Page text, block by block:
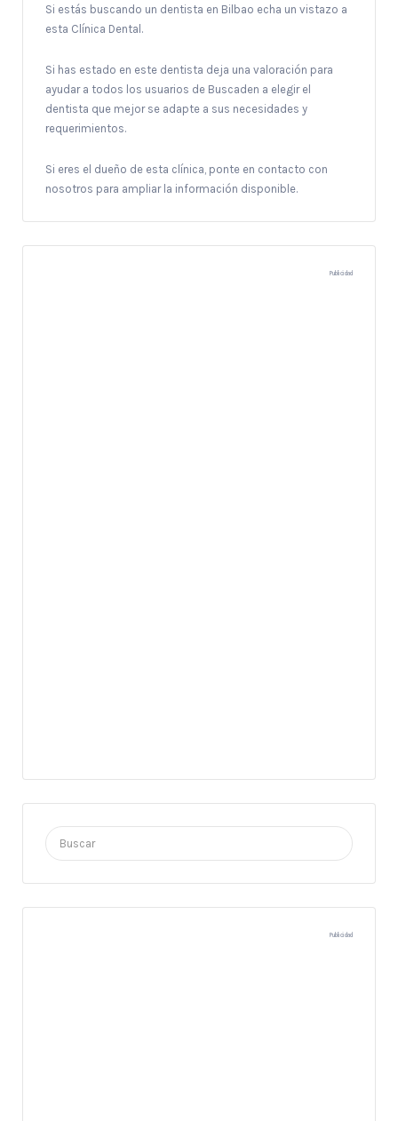
Si estás buscando un dentista en Bilbao echa un vistazo a
esta Clínica Dental.
Si has estado en este dentista deja una valoración para
ayudar a todos los usuarios de Buscaden a elegir el
dentista que mejor se adapte a sus necesidades y
requerimientos.
Si eres el dueño de esta clínica, ponte en contacto con
nosotros para ampliar la información disponible.
Publicidad
Buscar
por:
Publicidad